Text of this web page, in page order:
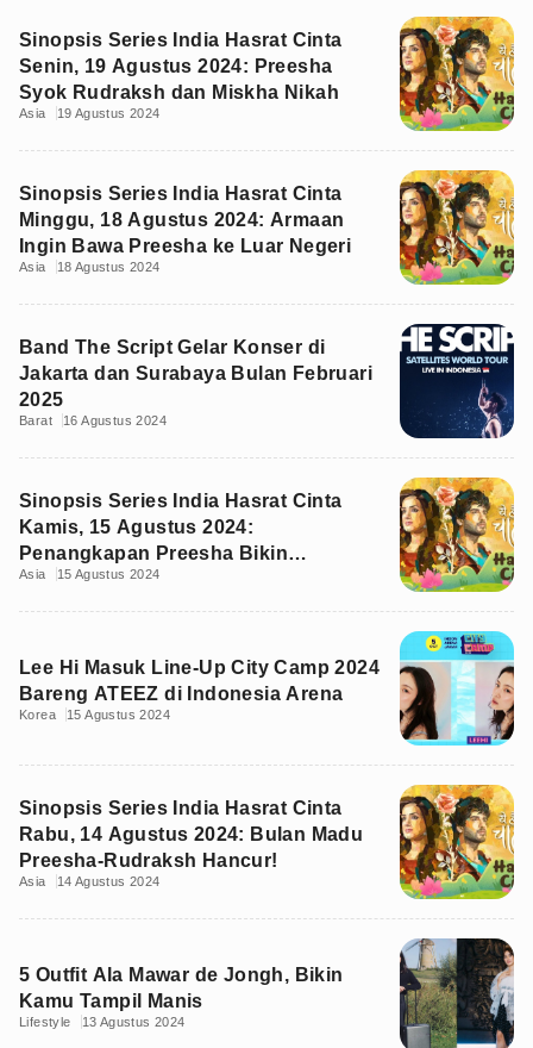
Sinopsis Series India Hasrat Cinta
Senin, 19 Agustus 2024: Preesha
Syok Rudraksh dan Miskha Nikah
Asia 19 Agustus 2024
Sinopsis Series India Hasrat Cinta
Minggu, 18 Agustus 2024: Armaan
Ingin Bawa Preesha ke Luar Negeri
Asia 18 Agustus 2024
Band The Script Gelar Konser di
Jakarta dan Surabaya Bulan Februari
2025
Barat 16 Agustus 2024
Sinopsis Series India Hasrat Cinta
Kamis, 15 Agustus 2024:
Penangkapan Preesha Bikin
Rudraksh Panik
Asia 15 Agustus 2024
Lee Hi Masuk Line-Up City Camp 2024
Bareng ATEEZ di Indonesia Arena
Korea 15 Agustus 2024
Sinopsis Series India Hasrat Cinta
Rabu, 14 Agustus 2024: Bulan Madu
Preesha-Rudraksh Hancur!
Asia 14 Agustus 2024
5 Outfit Ala Mawar de Jongh, Bikin
Kamu Tampil Manis
Lifestyle 13 Agustus 2024